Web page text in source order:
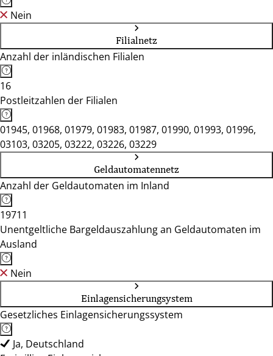
Nein
Filialnetz
Anzahl der inländischen Filialen
16
Postleitzahlen der Filialen
01945, 01968, 01979, 01983, 01987, 01990, 01993, 01996,
03103, 03205, 03222, 03226, 03229
Geldautomatennetz
Anzahl der Geldautomaten im Inland
19711
Unentgeltliche Bargeldauszahlung an Geldautomaten im
Ausland
Nein
Einlagensicherungsystem
Gesetzliches Einlagensicherungssystem
Ja, Deutschland